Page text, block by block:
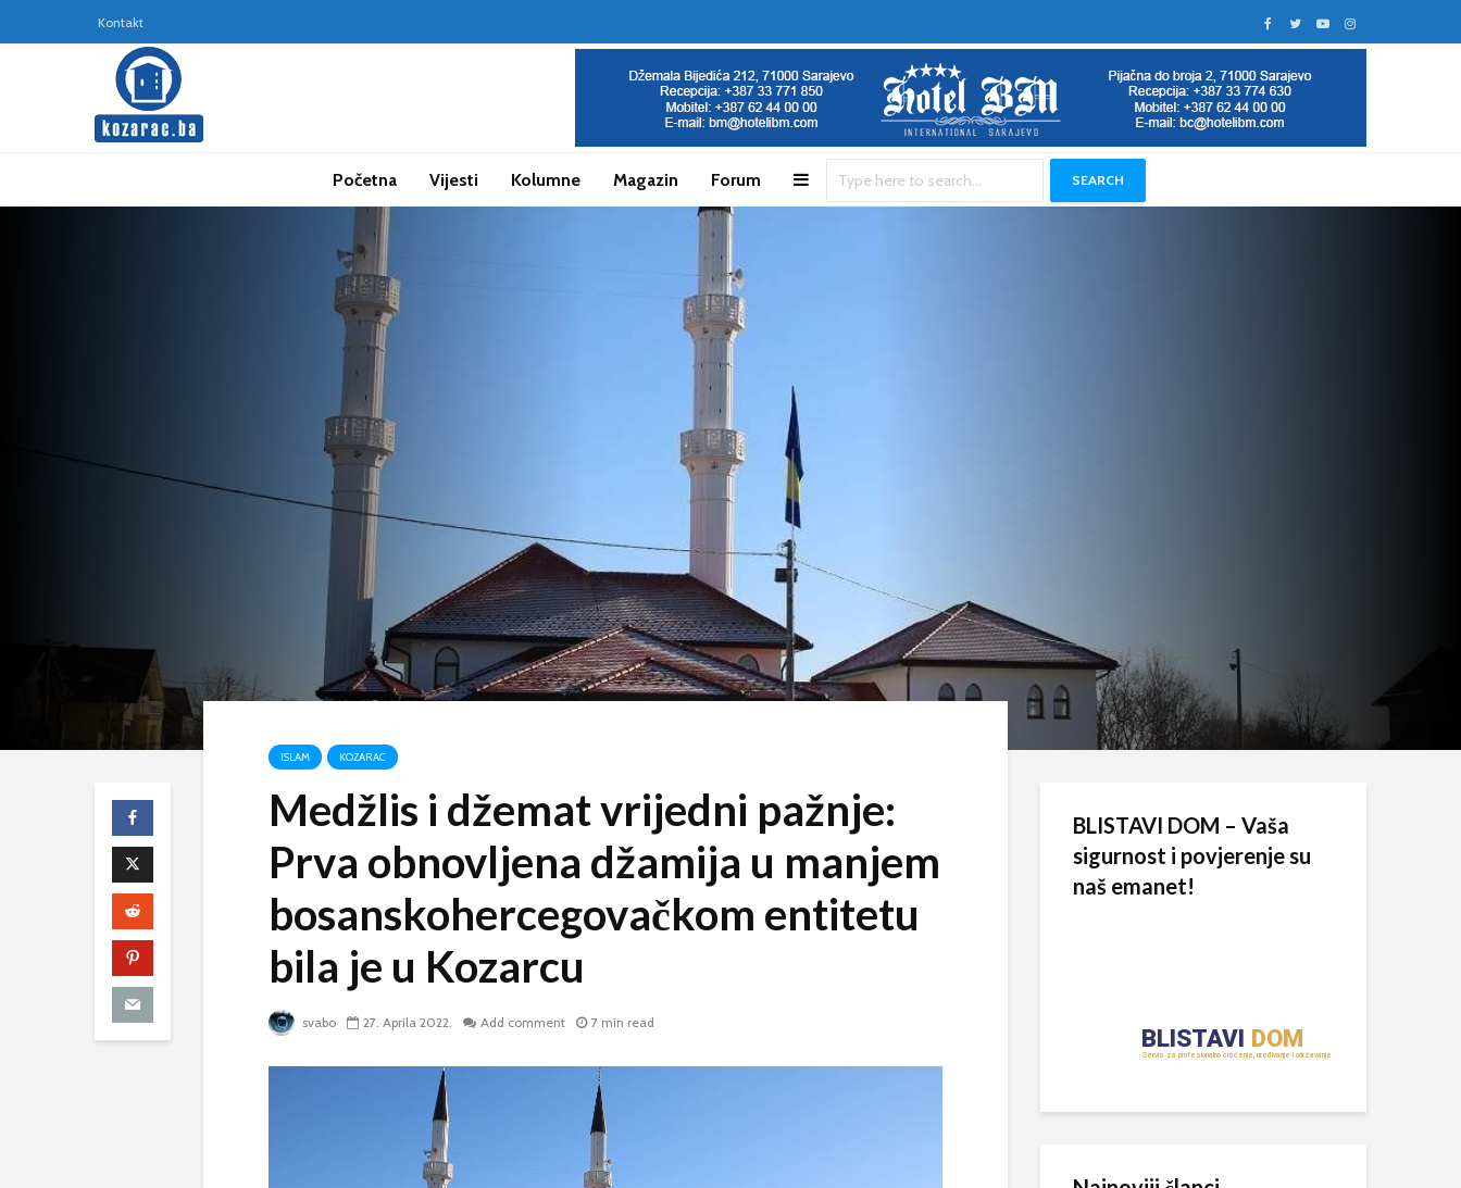
Kontakt
Početna Vijesti Kolumne Magazin Forum SEARCH
ISLAM KOZARAC
Medžlis i džemat vrijedni pažnje:
Prva obnovljena džamija u manjem
bosanskohercegovačkom entitetu
bila je u Kozarcu
svabo 27. Aprila 2022. Add comment 7 min read
BLISTAVI DOM – Vaša
sigurnost i povjerenje su
naš emanet!